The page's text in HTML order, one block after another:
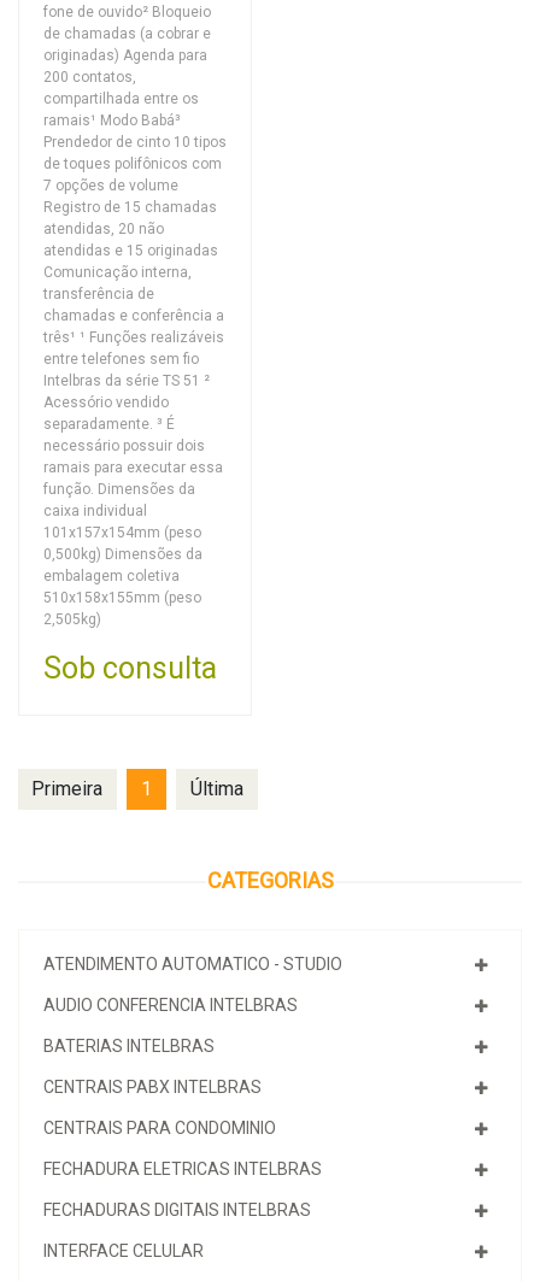
CATEGORIAS
ATENDIMENTO AUTOMATICO - STUDIO
AUDIO CONFERENCIA INTELBRAS
BATERIAS INTELBRAS
CENTRAIS PABX INTELBRAS
CENTRAIS PARA CONDOMINIO
FECHADURA ELETRICAS INTELBRAS
FECHADURAS DIGITAIS INTELBRAS
INTERFACE CELULAR
fone de ouvido² Bloqueio
de chamadas (a cobrar e
originadas) Agenda para
200 contatos,
compartilhada entre os
ramais¹ Modo Babá³
Prendedor de cinto 10 tipos
de toques polifônicos com
7 opções de volume
Registro de 15 chamadas
atendidas, 20 não
atendidas e 15 originadas
Comunicação interna,
transferência de
chamadas e conferência a
três¹ ¹ Funções realizáveis
entre telefones sem fio
Intelbras da série TS 51 ²
Acessório vendido
separadamente. ³ É
necessário possuir dois
ramais para executar essa
função. Dimensões da
caixa individual
101x157x154mm (peso
0,500kg) Dimensões da
embalagem coletiva
510x158x155mm (peso
2,505kg)
Sob consulta
Primeira 1 Última